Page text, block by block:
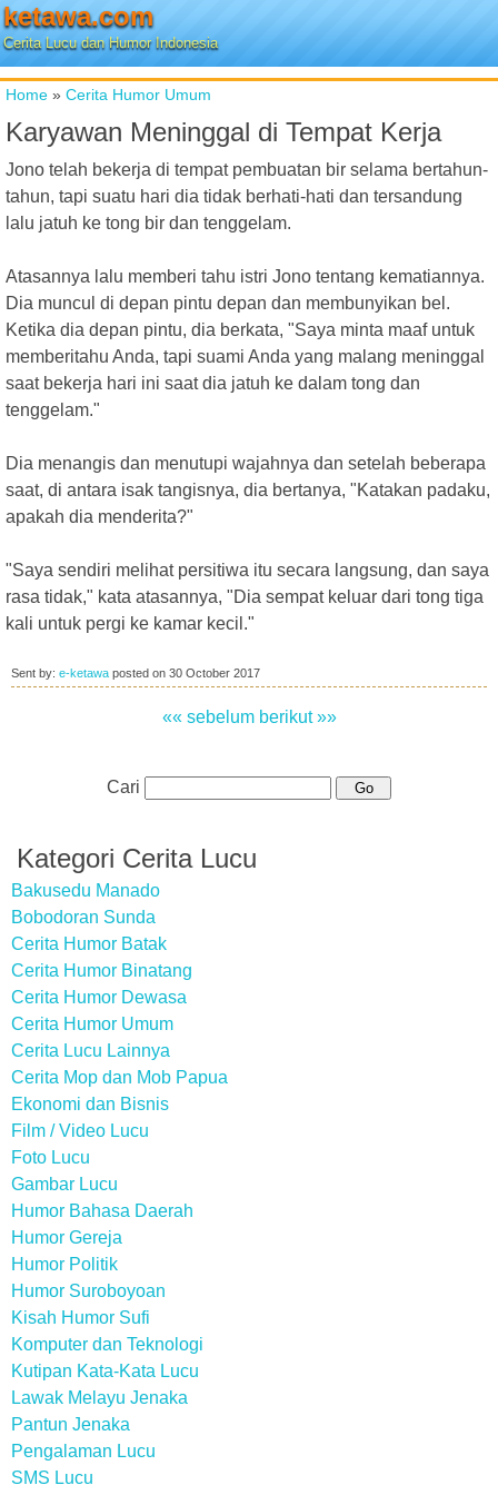
ketawa.com
Cerita Lucu dan Humor Indonesia
Home » Cerita Humor Umum
Karyawan Meninggal di Tempat Kerja
Jono telah bekerja di tempat pembuatan bir selama bertahun-
tahun, tapi suatu hari dia tidak berhati-hati dan tersandung
lalu jatuh ke tong bir dan tenggelam.
Atasannya lalu memberi tahu istri Jono tentang kematiannya.
Dia muncul di depan pintu depan dan membunyikan bel.
Ketika dia depan pintu, dia berkata, "Saya minta maaf untuk
memberitahu Anda, tapi suami Anda yang malang meninggal
saat bekerja hari ini saat dia jatuh ke dalam tong dan
tenggelam."
Dia menangis dan menutupi wajahnya dan setelah beberapa
saat, di antara isak tangisnya, dia bertanya, "Katakan padaku,
apakah dia menderita?"
"Saya sendiri melihat persitiwa itu secara langsung, dan saya
rasa tidak," kata atasannya, "Dia sempat keluar dari tong tiga
kali untuk pergi ke kamar kecil."
Sent by: e-ketawa posted on 30 October 2017
«« sebelum berikut »»
Cari
Kategori Cerita Lucu
Bakusedu Manado
Bobodoran Sunda
Cerita Humor Batak
Cerita Humor Binatang
Cerita Humor Dewasa
Cerita Humor Umum
Cerita Lucu Lainnya
Cerita Mop dan Mob Papua
Ekonomi dan Bisnis
Film / Video Lucu
Foto Lucu
Gambar Lucu
Humor Bahasa Daerah
Humor Gereja
Humor Politik
Humor Suroboyoan
Kisah Humor Sufi
Komputer dan Teknologi
Kutipan Kata-Kata Lucu
Lawak Melayu Jenaka
Pantun Jenaka
Pengalaman Lucu
SMS Lucu